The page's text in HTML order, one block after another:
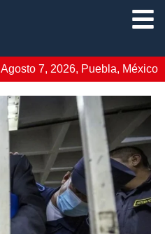
Agosto 7, 2026, Puebla, México